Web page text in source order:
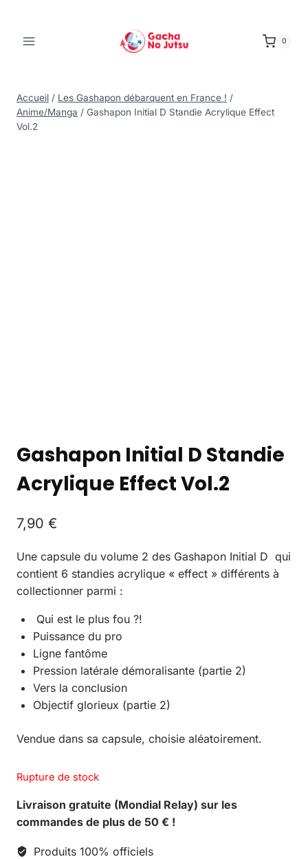
0
Accueil / Les Gashapon débarquent en France ! /
Anime/Manga / Gashapon Initial D Standie Acrylique Effect
Vol.2
Gashapon Initial D Standie
Acrylique Effect Vol.2
7,90 €
Une capsule du volume 2 des Gashapon Initial D qui
contient 6 standies acrylique « effect » différents à
collectionner parmi :
Qui est le plus fou ?!
Puissance du pro
Ligne fantôme
Pression latérale démoralisante (partie 2)
Vers la conclusion
Objectif glorieux (partie 2)
Vendue dans sa capsule, choisie aléatoirement.
Rupture de stock
Livraison gratuite (Mondial Relay) sur les
commandes de plus de 50 € !
Produits 100% officiels